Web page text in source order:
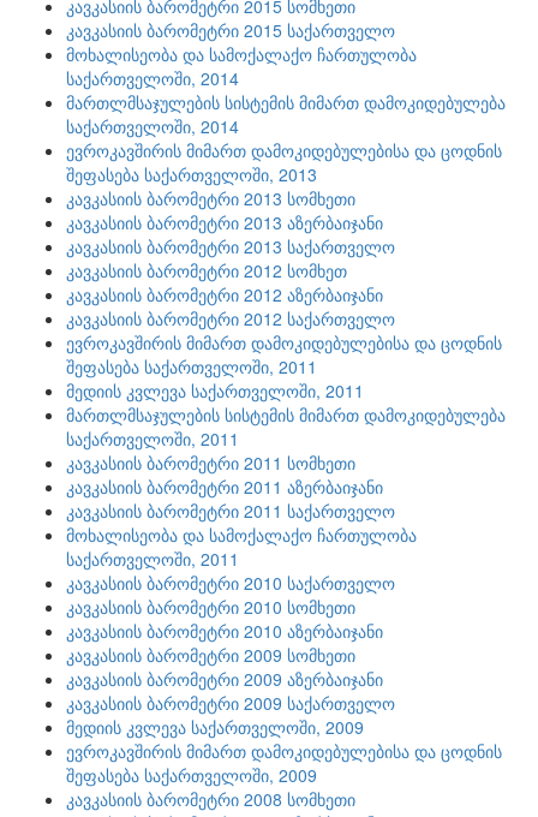
კავკასიის ბარომეტრი 2015 სომხეთი
კავკასიის ბარომეტრი 2015 საქართველო
მოხალისეობა და სამოქალაქო ჩართულობა
საქართველოში, 2014
მართლმსაჯულების სისტემის მიმართ დამოკიდებულება
საქართველოში, 2014
ევროკავშირის მიმართ დამოკიდებულებისა და ცოდნის
შეფასება საქართველოში, 2013
კავკასიის ბარომეტრი 2013 სომხეთი
კავკასიის ბარომეტრი 2013 აზერბაიჯანი
კავკასიის ბარომეტრი 2013 საქართველო
კავკასიის ბარომეტრი 2012 სომხეთ
კავკასიის ბარომეტრი 2012 აზერბაიჯანი
კავკასიის ბარომეტრი 2012 საქართველო
ევროკავშირის მიმართ დამოკიდებულებისა და ცოდნის
შეფასება საქართველოში, 2011
მედიის კვლევა საქართველოში, 2011
მართლმსაჯულების სისტემის მიმართ დამოკიდებულება
საქართველოში, 2011
კავკასიის ბარომეტრი 2011 სომხეთი
კავკასიის ბარომეტრი 2011 აზერბაიჯანი
კავკასიის ბარომეტრი 2011 საქართველო
მოხალისეობა და სამოქალაქო ჩართულობა
საქართველოში, 2011
კავკასიის ბარომეტრი 2010 საქართველო
კავკასიის ბარომეტრი 2010 სომხეთი
კავკასიის ბარომეტრი 2010 აზერბაიჯანი
კავკასიის ბარომეტრი 2009 სომხეთი
კავკასიის ბარომეტრი 2009 აზერბაიჯანი
კავკასიის ბარომეტრი 2009 საქართველო
მედიის კვლევა საქართველოში, 2009
ევროკავშირის მიმართ დამოკიდებულებისა და ცოდნის
შეფასება საქართველოში, 2009
კავკასიის ბარომეტრი 2008 სომხეთი